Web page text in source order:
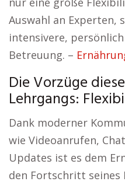
Auswahl an Experten,
intensivere,
Betreuung. –
Die Vorzüge
Lehrgangs:
Dank moderner
wie Videoanrufen,
Updates ist es dem
den Fortschritt seines